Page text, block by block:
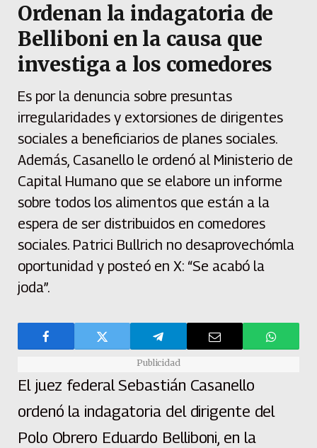
Ordenan la indagatoria de
Belliboni en la causa que
investiga a los comedores
Es por la denuncia sobre presuntas
irregularidades y extorsiones de dirigentes
sociales a beneficiarios de planes sociales.
Además, Casanello le ordenó al Ministerio de
Capital Humano que se elabore un informe
sobre todos los alimentos que están a la
espera de ser distribuidos en comedores
sociales. Patrici Bullrich no desaprovechómla
oportunidad y posteó en X: “Se acabó la
joda”.
Publicidad
El juez federal Sebastián Casanello
ordenó la indagatoria del dirigente del
Polo Obrero Eduardo Belliboni, en la